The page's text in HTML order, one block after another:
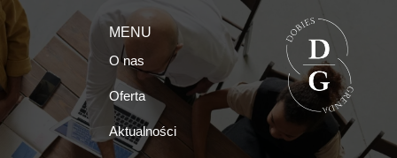
MENU
O nas
Oferta
Aktualności